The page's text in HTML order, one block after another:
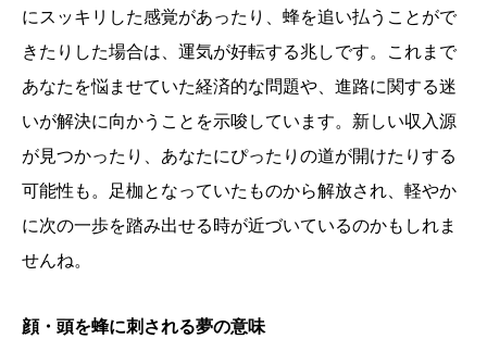
にスッキリした感覚があったり、蜂を追い払うことがで
きたりした場合は、運気が好転する兆しです。これまで
あなたを悩ませていた経済的な問題や、進路に関する迷
いが解決に向かうことを示唆しています。新しい収入源
が見つかったり、あなたにぴったりの道が開けたりする
可能性も。足枷となっていたものから解放され、軽やか
に次の一歩を踏み出せる時が近づいているのかもしれま
せんね。
顔・頭を蜂に刺される夢の意味